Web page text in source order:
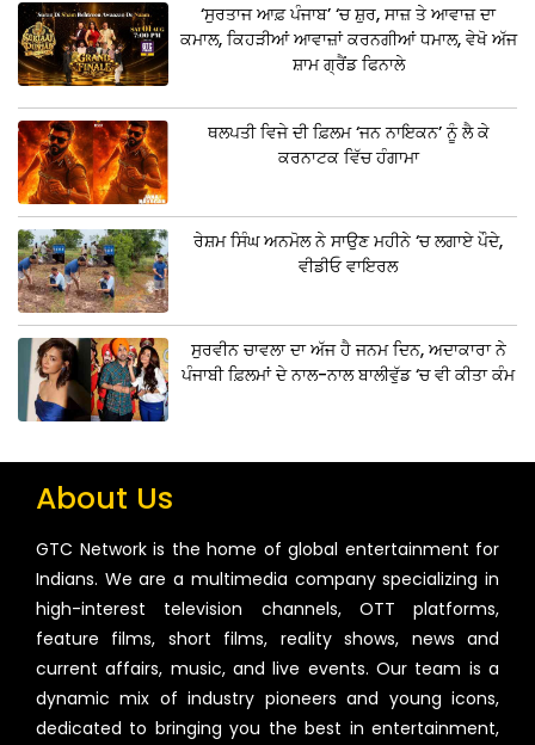
‘ਸੁਰਤਾਜ ਆਫ਼ ਪੰਜਾਬ’ ‘ਚ ਸ਼ੁਰ, ਸਾਜ਼ ਤੇ ਆਵਾਜ਼ ਦਾ
ਕਮਾਲ, ਕਿਹੜੀਆਂ ਆਵਾਜ਼ਾਂ ਕਰਨਗੀਆਂ ਧਮਾਲ, ਵੇਖੋ ਅੱਜ
ਸ਼ਾਮ ਗ੍ਰੈਂਡ ਫਿਨਾਲੇ
ਥਲਪਤੀ ਵਿਜੇ ਦੀ ਫ਼ਿਲਮ ‘ਜਨ ਨਾਇਕਨ’ ਨੂੰ ਲੈ ਕੇ
ਕਰਨਾਟਕ ਵਿੱਚ ਹੰਗਾਮਾ
ਰੇਸ਼ਮ ਸਿੰਘ ਅਨਮੋਲ ਨੇ ਸਾਉਣ ਮਹੀਨੇ ‘ਚ ਲਗਾਏ ਪੌਦੇ,
ਵੀਡੀਓ ਵਾਇਰਲ
ਸੁਰਵੀਨ ਚਾਵਲਾ ਦਾ ਅੱਜ ਹੈ ਜਨਮ ਦਿਨ, ਅਦਾਕਾਰਾ ਨੇ
ਪੰਜਾਬੀ ਫ਼ਿਲਮਾਂ ਦੇ ਨਾਲ-ਨਾਲ ਬਾਲੀਵੁੱਡ ‘ਚ ਵੀ ਕੀਤਾ ਕੰਮ
About Us
GTC Network is the home of global entertainment for
Indians. We are a multimedia company specializing in
high-interest television channels, OTT platforms,
feature films, short films, reality shows, news and
current affairs, music, and live events. Our team is a
dynamic mix of industry pioneers and young icons,
dedicated to bringing you the best in entertainment,